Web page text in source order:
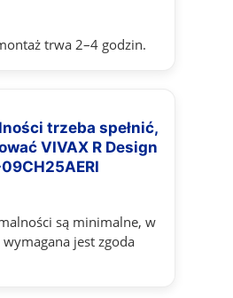
trwa 2–4 godzin.
trzeba spełnić,
VIVAX R Design
są minimalne, w
jest zgoda